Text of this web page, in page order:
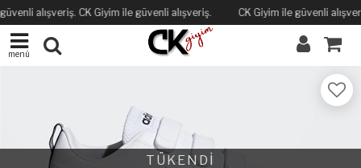
alışveriş. CK Giyim ile güvenli alışveriş. CK Giyim ile güvenli
menü
TÜKENDİ